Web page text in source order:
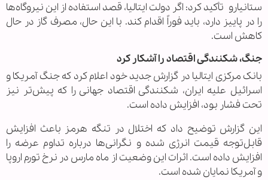
ستانیارو تأکید کرد: اگر دولت ایتالیا، قصد استفاده از این نیروگاه‌ها
را در پاییز دارد، باید فوراً اقدام کند. با این حال، مصرف گاز در حال
کاهش است.
جنگ، شکنندگی اقتصاد را آشکار کرد
بانک مرکزی ایتالیا در گزارش جدید خود اعلام کرد که جنگ آمریکا و
اسرائیل علیه ایران، شکنندگی اقتصاد جهانی را که پیش‌تر نیز
تحت فشار بود، افزایش داده است.
این گزارش توضیح داد که اختلال در تنگه هرمز باعث افزایش
قابل‌توجه قیمت انرژی شده و نگرانی‌ها درباره تداوم عرضه را
افزایش داده است. اثرات این وضعیت از ماه مارس در نرخ تورم اروپا
و آمریکا نمایان شده است.